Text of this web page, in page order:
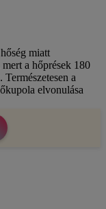
miatt
a hőprések 180
a
elvonulása